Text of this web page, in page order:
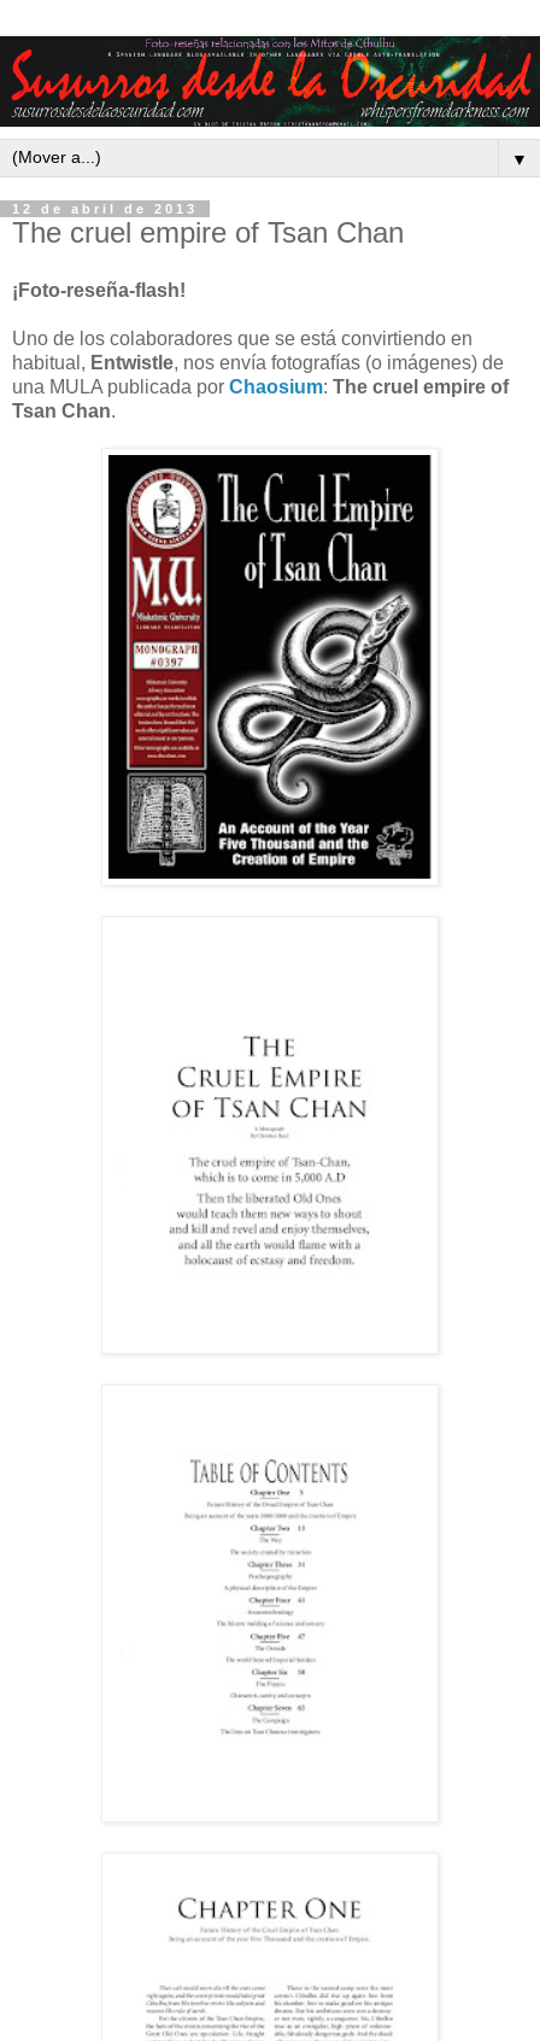
▼
12 de abril de 2013
The cruel empire of Tsan Chan
¡Foto-reseña-flash!
Uno de los colaboradores que se está convirtiendo en
habitual, Entwistle, nos envía fotografías (o imágenes) de
una MULA publicada por Chaosium: The cruel empire of
Tsan Chan.